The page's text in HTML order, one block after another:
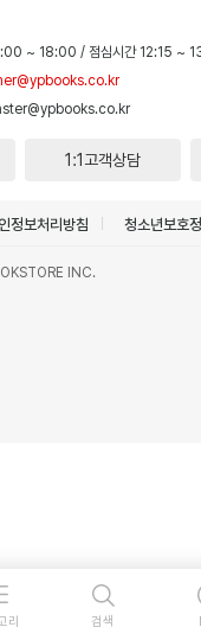
~ 18:00 / 점심시간 12:15 ~
1:1고객상담
정보처리방침 청소년보호
INC.
리 검색